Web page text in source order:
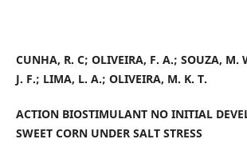
CUNHA, R. C; OLIVEIRA, F. A.; SOUZA, M.
J. F.; LIMA, L. A.; OLIVEIRA, M. K. T.
ACTION BIOSTIMULANT NO INITIAL
SWEET CORN UNDER SALT STRESS